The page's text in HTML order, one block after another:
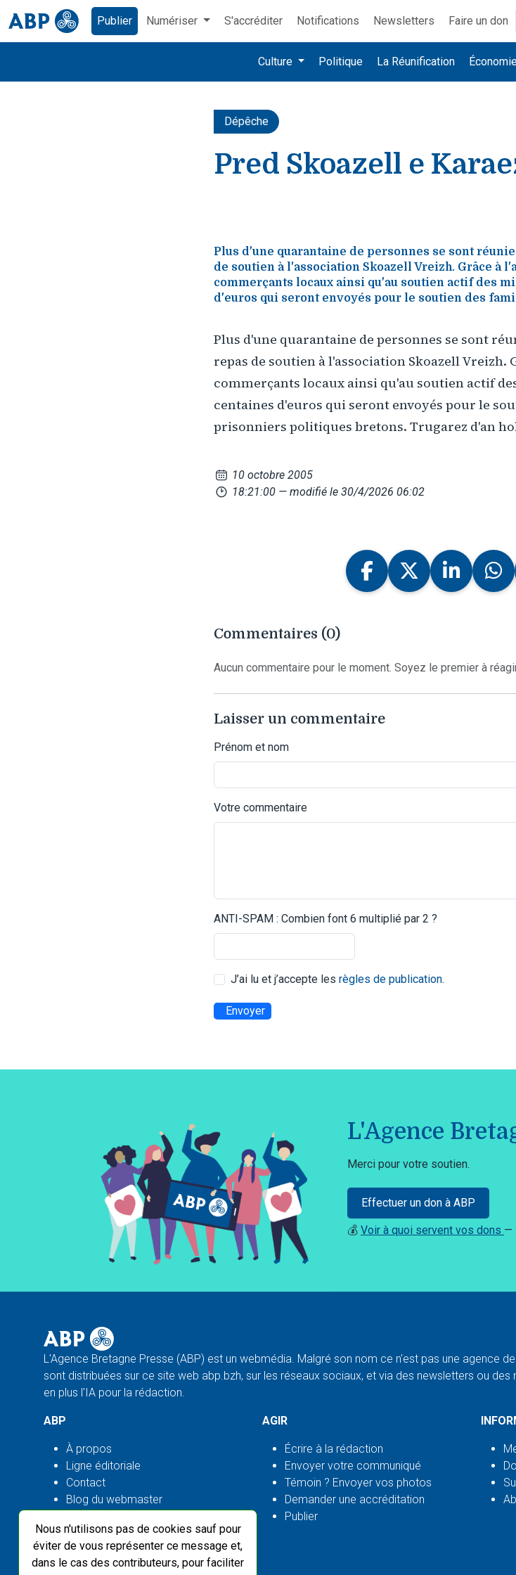
Nous n'utilisons pas de cookies sauf pour
éviter de vous représenter ce message et,
dans le cas des contributeurs, pour faciliter
Publier Numériser S'accréditer Notifications Newsletters Faire un don
Culture Politique La Réunification
Dépêche
Pred Skoazell e
Plus d'une quarantaine de personnes se sont
de soutien à l'association Skoazell Vreizh. Grâce à
commerçants locaux ainsi qu'au soutien actif des
d'euros qui seront envoyés pour le soutien des
Plus d'une quarantaine de personnes se sont
repas de soutien à l'association Skoazell Vreizh.
commerçants locaux ainsi qu'au soutien actif
centaines d'euros qui seront envoyés pour le
prisonniers politiques bretons. Trugarez d'an
10 octobre 2005
18:21:00 — modifié le 30/4/2026 06:02
Commentaires (0)
Aucun commentaire pour le moment. Soyez le premier à
Laisser un commentaire
Prénom et nom
Votre commentaire
ANTI-SPAM : Combien font 6 multiplié par 2 ?
J’ai lu et j’accepte les règles de publication.
Envoyer
L'Agence
Merci pour votre soutien.
Effectuer un don à ABP
💰 Voir à quoi servent vos dons —
L'Agence Bretagne Presse (ABP) est un webmédia. Malgré son nom ce n'est pas une agence
sont distribuées sur ce site web abp.bzh, sur les réseaux sociaux, et via des newsletters ou
en plus l'IA pour la rédaction.
ABP
À propos
Ligne éditoriale
Contact
Blog du webmaster
AGIR
Écrire à la rédaction
Envoyer votre communiqué
Témoin ? Envoyer vos photos
Demander une accréditation
Publier